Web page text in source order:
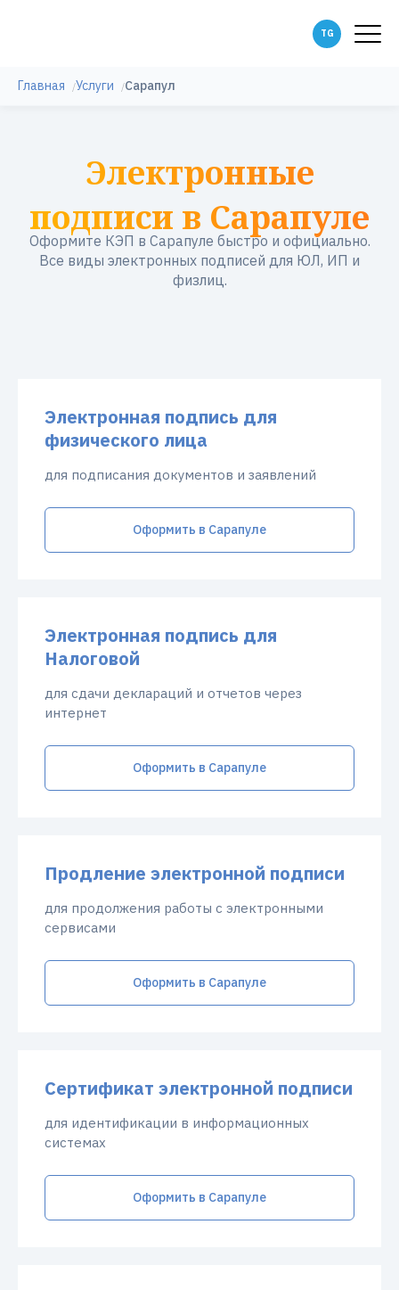
Главная Услуги Сарапул
Электронные
подписи в Сарапуле
Оформите КЭП в Сарапуле быстро и официально.
Все виды электронных подписей для ЮЛ, ИП и
физлиц.
Электронная подпись для
физического лица
для подписания документов и заявлений
Оформить в Сарапуле
Электронная подпись для
Налоговой
для сдачи деклараций и отчетов через
интернет
Оформить в Сарапуле
Продление электронной подписи
для продолжения работы с электронными
сервисами
Оформить в Сарапуле
Сертификат электронной подписи
для идентификации в информационных
системах
Оформить в Сарапуле